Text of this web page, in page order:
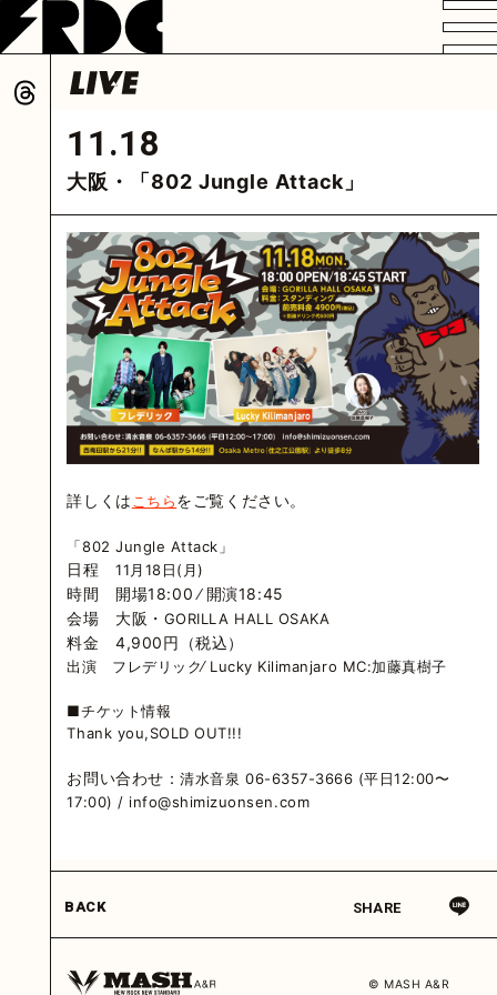
VIDEO
DISCOGRAPHY
GOODS
HOME
11.18
大阪・「802 Jungle Attack」
詳しくは こちらをご覧ください。
「802 Jungle Attack」
日程11月18日(月)
時間 開場18:00 ∕ 開演18:45
会場 大阪・ GORILLA HALL OSAKA
料金 4,900円（税込）
出演 フレデリック∕ Lucky Kilimanjaro MC:加藤真樹子
■チケット情報
Thank you,SOLD OUT!!!
お問い合わせ：清水音泉 06-6357-3666 (平日12:00〜
17:00) / info@shimizuonsen.com
BACK SHARE
© MASH A&R